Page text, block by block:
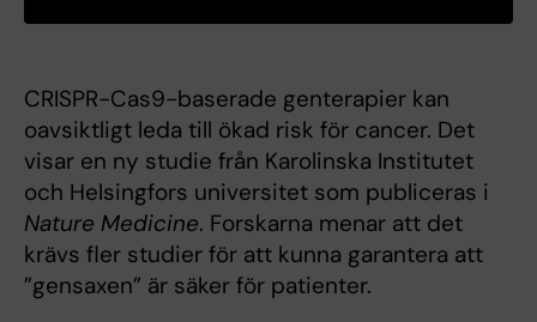
CRISPR-Cas9-baserade genterapier kan
oavsiktligt leda till ökad risk för cancer. Det
visar en ny studie från Karolinska Institutet
och Helsingfors universitet som publiceras i
Nature Medicine. Forskarna menar att det
krävs fler studier för att kunna garantera att
”gensaxen” är säker för patienter.